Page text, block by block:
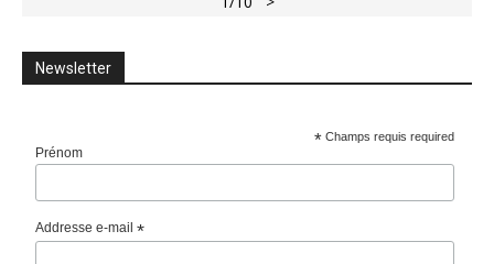
Newsletter
* Champs requis required
Prénom
Addresse e-mail*